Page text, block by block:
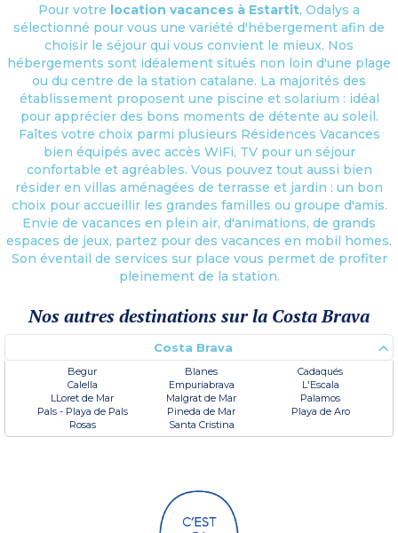
Pour votre location vacances à Estartit, Odalys a
sélectionné pour vous une variété d'hébergement afin de
choisir le séjour qui vous convient le mieux. Nos
hébergements sont idéalement situés non loin d'une plage
ou du centre de la station catalane. La majorités des
établissement proposent une piscine et solarium : idéal
pour apprécier des bons moments de détente au soleil.
Faîtes votre choix parmi plusieurs Résidences Vacances
bien équipés avec accès WiFi, TV pour un séjour
confortable et agréables. Vous pouvez tout aussi bien
résider en villas aménagées de terrasse et jardin : un bon
choix pour accueillir les grandes familles ou groupe d'amis.
Envie de vacances en plein air, d'animations, de grands
espaces de jeux, partez pour des vacances en mobil homes.
Son éventail de services sur place vous permet de profiter
pleinement de la station.
Nos autres destinations sur la Costa Brava
Costa Brava
Begur Blanes
Cadaqués
Calella
Empuriabrava
L'Escala
LLoret de Mar
Malgrat de Mar
Palamos
Pals - Playa de Pals
Pineda de Mar
Playa de Aro
Rosas
Santa Cristina